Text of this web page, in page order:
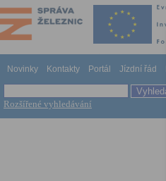
Novinky Kontakty Portál Jízdní řád
Rozšířené vyhledávání